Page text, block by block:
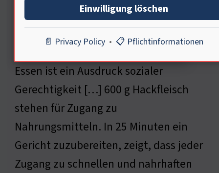
Essen ist ein Ausdruck sozialer
Gerechtigkeit […] 600 g Hackfleisch
stehen für Zugang zu
Nahrungsmitteln. In 25 Minuten ein
Gericht zuzubereiten, zeigt, dass jeder
Zugang zu schnellen und nahrhaften
Einwilligung löschen
📄 Privacy Policy• 📋 Pflichtinformationen